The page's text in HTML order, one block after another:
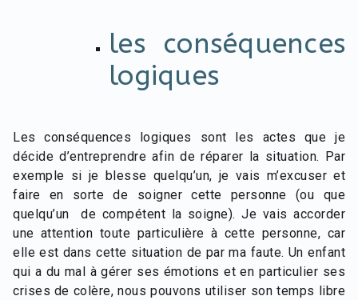
les conséquences
logiques
Les conséquences logiques sont les actes que je
décide d’entreprendre afin de réparer la situation. Par
exemple si je blesse quelqu’un, je vais m’excuser et
faire en sorte de soigner cette personne (ou que
quelqu’un de compétent la soigne). Je vais accorder
une attention toute particulière à cette personne, car
elle est dans cette situation de par ma faute. Un enfant
qui a du mal à gérer ses émotions et en particulier ses
crises de colère, nous pouvons utiliser son temps libre